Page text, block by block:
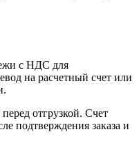
с НДС для
на расчетный счет или
отгрузкой. Счет
подтверждения заказа и